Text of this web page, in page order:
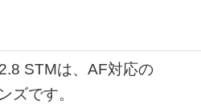
STMは、AF対応の
ズです。